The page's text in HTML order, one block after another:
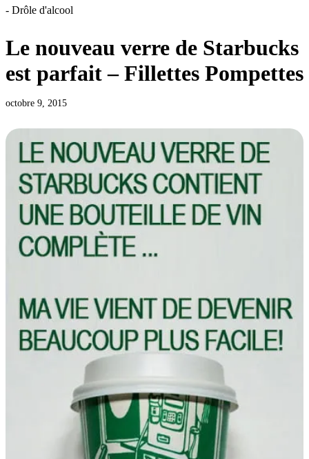
- Drôle d'alcool
Le nouveau verre de Starbucks
est parfait – Fillettes Pompettes
octobre 9, 2015